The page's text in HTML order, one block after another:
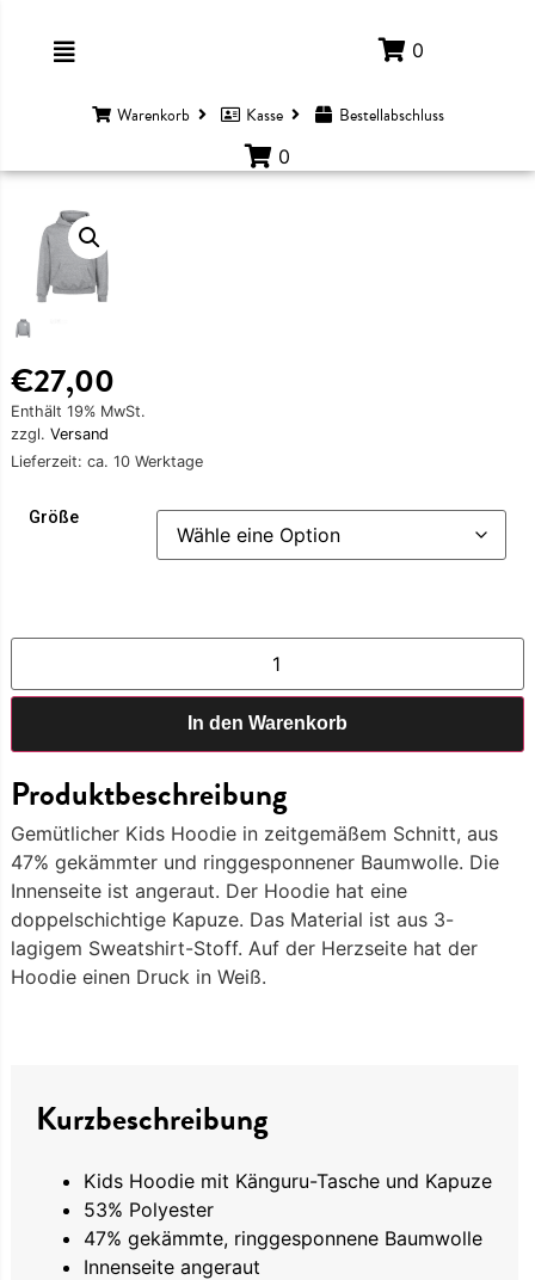
0
Warenkorb Kasse Bestellabschluss
0
€27,00
Enthält 19% MwSt.
zzgl. Versand
Lieferzeit: ca. 10 Werktage
Größe
In den Warenkorb
Produktbeschreibung
Gemütlicher Kids Hoodie in zeitgemäßem Schnitt, aus
47% gekämmter und ringgesponnener Baumwolle. Die
Innenseite ist angeraut. Der Hoodie hat eine
doppelschichtige Kapuze. Das Material ist aus 3-
lagigem Sweatshirt-Stoff. Auf der Herzseite hat der
Hoodie einen Druck in Weiß.
Kurzbeschreibung
Kids Hoodie mit Känguru-Tasche und Kapuze
53% Polyester
47% gekämmte, ringgesponnene Baumwolle
Innenseite angeraut